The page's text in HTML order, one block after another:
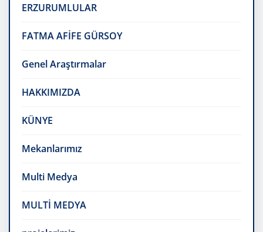
ERZURUMLULAR
FATMA AFİFE GÜRSOY
Genel Araştırmalar
HAKKIMIZDA
KÜNYE
Mekanlarımız
Multi Medya
MULTİ MEDYA